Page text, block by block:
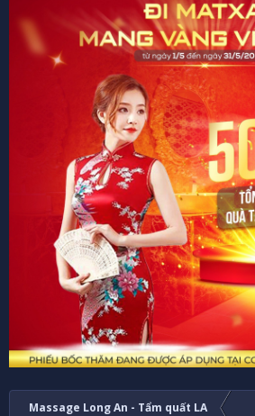
Massage Long An - Tẩm quất LA